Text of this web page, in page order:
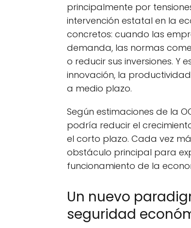
principalmente por
intervención estatal en la
concretos: cuando las
demanda, las normas
o reducir sus inversiones. Y
innovación, la
a medio plazo.
Según estimaciones de la
podría reducir el
el corto plazo. Cada vez
obstáculo principal para
funcionamiento de la
Un nuevo
seguridad